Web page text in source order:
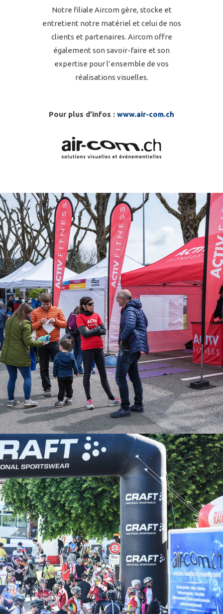
Notre filiale Aircom gère, stocke et
entretient notre matériel et celui de nos
clients et partenaires. Aircom offre
également son savoir-faire et son
expertise pour l’ensemble de vos
réalisations visuelles.
Pour plus d’infos : www.air-com.ch